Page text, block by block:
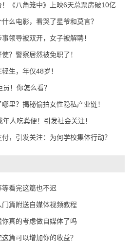
《八角笼中》上映6天总票房破10亿
么电影，看哭了星爷和莫言？
领导被双开，女子被解聘！
？警察居然被免职了！
生，年仅48岁！
！你怎么看？
里？揭秘偷拍女性隐私产业链！
人吃粪便！引发社会关注！
，引发关注：为何学校集体行动？
看完这篇也不迟
篇附送自媒体视频教程
真的考虑做自媒体了吗
篇可以增加你的收益？